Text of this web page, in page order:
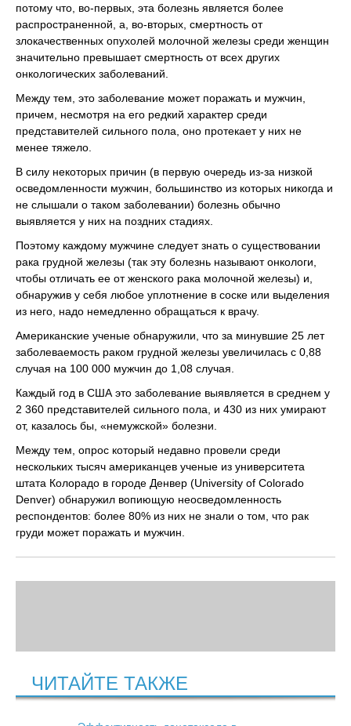
потому что, во-первых, эта болезнь является более
распространенной, а, во-вторых, смертность от
злокачественных опухолей молочной железы среди женщин
значительно превышает смертность от всех других
онкологических заболеваний.
Между тем, это заболевание может поражать и мужчин,
причем, несмотря на его редкий характер среди
представителей сильного пола, оно протекает у них не
менее тяжело.
В силу некоторых причин (в первую очередь из-за низкой
осведомленности мужчин, большинство из которых никогда и
не слышали о таком заболевании) болезнь обычно
выявляется у них на поздних стадиях.
Поэтому каждому мужчине следует знать о существовании
рака грудной железы (так эту болезнь называют онкологи,
чтобы отличать ее от женского рака молочной железы) и,
обнаружив у себя любое уплотнение в соске или выделения
из него, надо немедленно обращаться к врачу.
Американские ученые обнаружили, что за минувшие 25 лет
заболеваемость раком грудной железы увеличилась с 0,88
случая на 100 000 мужчин до 1,08 случая.
Каждый год в США это заболевание выявляется в среднем у
2 360 представителей сильного пола, и 430 из них умирают
от, казалось бы, «немужской» болезни.
Между тем, опрос который недавно провели среди
нескольких тысяч американцев ученые из университета
штата Колорадо в городе Денвер (University of Colorado
Denver) обнаружил вопиющую неосведомленность
респондентов: более 80% из них не знали о том, что рак
груди может поражать и мужчин.
ЧИТАЙТЕ ТАКЖЕ